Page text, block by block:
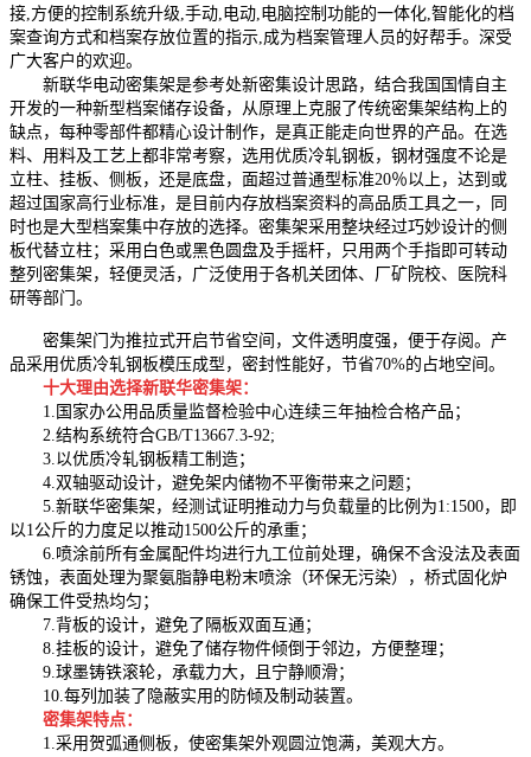
接,方便的控制系统升级,手动,电动,电脑控制功能的一体化,智能化的档
案查询方式和档案存放位置的指示,成为档案管理人员的好帮手。深受
广大客户的欢迎。
新联华电动密集架是参考处新密集设计思路，结合我国国情自主
开发的一种新型档案储存设备，从原理上克服了传统密集架结构上的
缺点，每种零部件都精心设计制作，是真正能走向世界的产品。在选
料、用料及工艺上都非常考察，选用优质冷轧钢板，钢材强度不论是
立柱、挂板、侧板，还是底盘，面超过普通型标准20％以上，达到或
超过国家高行业标准，是目前内存放档案资料的高品质工具之一，同
时也是大型档案集中存放的选择。密集架采用整块经过巧妙设计的侧
板代替立柱；采用白色或黑色圆盘及手摇杆，只用两个手指即可转动
整列密集架，轻便灵活，广泛使用于各机关团体、厂矿院校、医院科
研等部门。
密集架门为推拉式开启节省空间，文件透明度强，便于存阅。产
品采用优质冷轧钢板模压成型，密封性能好，节省70%的占地空间。
十大理由选择新联华密集架：
1.国家办公用品质量监督检验中心连续三年抽检合格产品；
2.结构系统符合GB/T13667.3-92;
3.以优质冷轧钢板精工制造；
4.双轴驱动设计，避免架内储物不平衡带来之问题；
5.新联华密集架，经测试证明推动力与负载量的比例为1:1500，即
以1公斤的力度足以推动1500公斤的承重；
6.喷涂前所有金属配件均进行九工位前处理，确保不含没法及表面
锈蚀，表面处理为聚氨脂静电粉末喷涂（环保无污染），桥式固化炉
确保工件受热均匀；
7.背板的设计，避免了隔板双面互通；
8.挂板的设计，避免了储存物件倾倒于邻边，方便整理；
9.球墨铸铁滚轮，承载力大，且宁静顺滑；
10.每列加装了隐蔽实用的防倾及制动装置。
密集架特点：
1.采用贺弧通侧板，使密集架外观圆泣饱满，美观大方。